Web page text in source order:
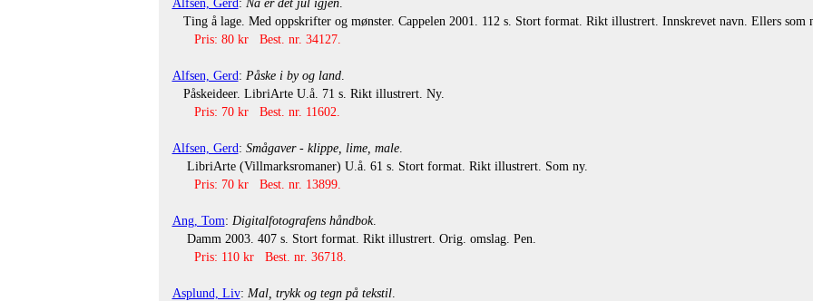
Alfsen, Gerd : Nå er det jul igjen.
Ting å lage. Med oppskrifter og mønster. Cappelen 2001. 112 s. Stort format. Rikt illustrert. Innskrevet navn. Ellers som
Pris: 80 kr Best. nr. 34127.
Alfsen, Gerd: Påske i by og land.
Påskeideer. LibriArte U.å. 71 s. Rikt illustrert. Ny.
Pris: 70 kr Best. nr. 11602.
Alfsen, Gerd: Smågaver - klippe, lime, male.
LibriArte (Villmarksromaner) U.å. 61 s. Stort format. Rikt illustrert. Som ny.
Pris: 70 kr Best. nr. 13899.
Ang, Tom: Digitalfotografens håndbok.
Damm 2003. 407 s. Stort format. Rikt illustrert. Orig. omslag. Pen.
Pris: 110 kr Best. nr. 36718.
Asplund, Liv: Mal, trykk og tegn på tekstil.